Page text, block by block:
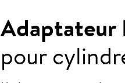
Adaptateur
pour